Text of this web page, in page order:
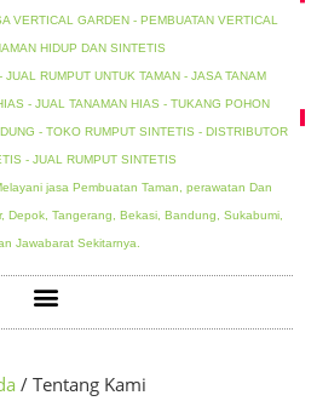
VERTICAL GARDEN - PEMBUATAN VERTICAL
HIDUP DAN SINTETIS
RUMPUT UNTUK TAMAN - JASA TANAM
- JUAL TANAMAN HIAS - TUKANG POHON
- TOKO RUMPUT SINTETIS - DISTRIBUTOR
- JUAL RUMPUT SINTETIS
jasa Pembuatan Taman, perawatan Dan
Depok, Tangerang, Bekasi, Bandung, Sukabumi,
Jawabarat Sekitarnya.
Menu
Tentang Kami